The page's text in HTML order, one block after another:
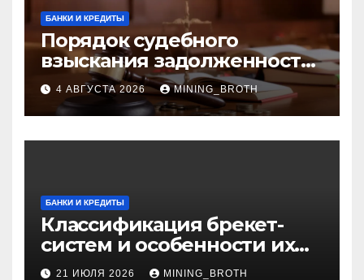
БАНКИ И КРЕДИТЫ
Порядок судебного
взыскания задолженности:
ключевые стадии и
нюансы
4 АВГУСТА 2026 MINING_BROTH
БАНКИ И КРЕДИТЫ
Классификация брекет-
систем и особенности их
установки
21 ИЮЛЯ 2026 MINING_BROTH